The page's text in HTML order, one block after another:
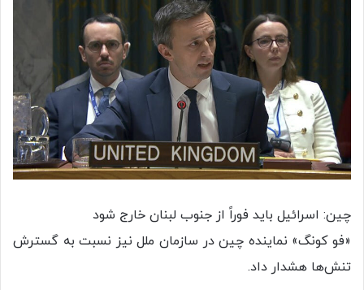
چین: اسرائیل باید فوراً از جنوب لبنان خارج شود
«فو کونگ» نماینده چین در سازمان ملل نیز نسبت به گسترش
تنش‌ها هشدار داد.